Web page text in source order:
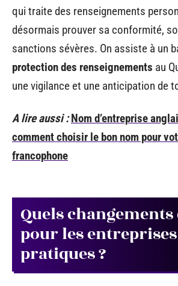
qui traite des renseignements
désormais prouver sa conformité,
sanctions sévères. On assiste à un
protection des renseignements au
une vigilance et une anticipation de
A lire aussi : Nom d’entreprise
comment choisir le bon nom pour
francophone
Quels
pour les
pratiques ?